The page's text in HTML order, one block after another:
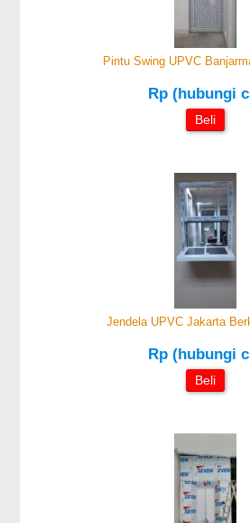
Pintu Swing UPVC
Rp (hubungi
Beli
Jendela UPVC Jakarta
Rp (hubungi
Beli